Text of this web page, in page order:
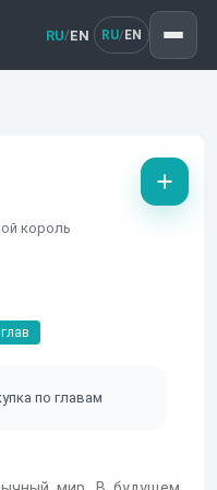
RU/EN RU/ EN
король
по главам